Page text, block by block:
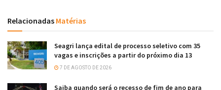
Relacionadas Matérias
Seagri lança edital de processo seletivo com 35
vagas e inscrições a partir do próximo dia 13
7 DE AGOSTO DE 2026
Saiba quando será o recesso de fim de ano para